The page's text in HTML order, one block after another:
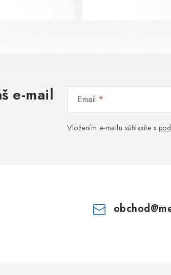
e-mail Email
Vložením e-mailu súhlasíte s
obchod@